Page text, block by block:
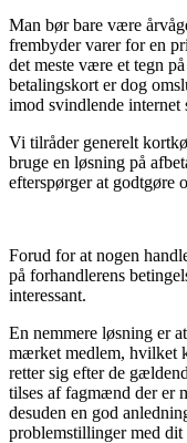
Man bør bare være
frembyder varer for en
det meste være et tegn
betalingskort er dog
imod svindlende internet
Vi tilråder generelt
bruge en løsning på
efterspørger at godtgøre
Forud for at nogen
på forhandlerens
interessant.
En nemmere løsning er
mærket medlem, hvilket
retter sig efter de
tilses af fagmænd der er
desuden en god
problemstillinger med dit